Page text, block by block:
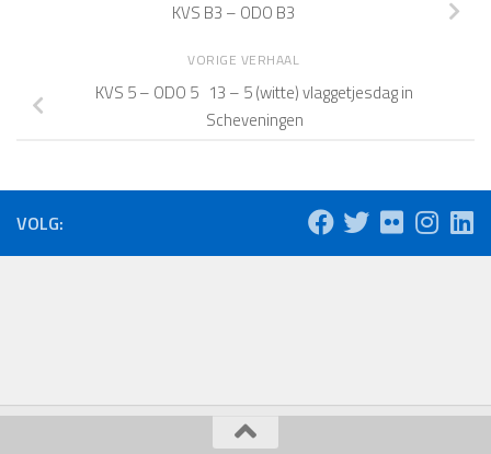
KVS B3 – ODO B3
VORIGE VERHAAL
KVS 5 – ODO 5 13 – 5 (witte) vlaggetjesdag in
Scheveningen
VOLG: